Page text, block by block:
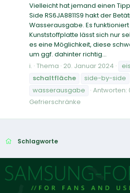
Vielleicht hat jemand einen
Side RS6JA8811S9 hakt der
Wasserausgabe. Es
Kunststoffplatte lässt sich nur
es eine Möglichkeit, diese
um ggf. dahinter richtig...
i. Thema 20. Januar 2024
schaltfläche
side-by-side
wasserausgabe
Antworten:
Gefrierschränke
Schlagworte